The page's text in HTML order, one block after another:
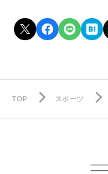
TOP スポーツ